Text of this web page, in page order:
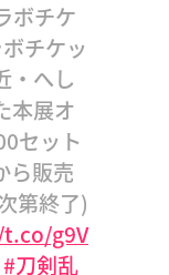
ボチケ
チケッ
・へし
本展オ
セット
ら販売
第終了)
g9V
#刀剣乱